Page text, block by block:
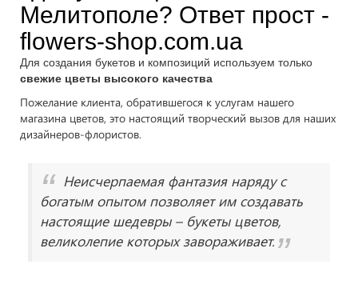
Мелитополе? Ответ прост -
flowers-shop.com.ua
Для создания букетов и композиций используем только
свежие цветы высокого качества
Пожелание клиента, обратившегося к услугам нашего
магазина цветов, это настоящий творческий вызов для наших
дизайнеров-флористов.
Неисчерпаемая фантазия наряду с
богатым опытом позволяет им создавать
настоящие шедевры – букеты цветов,
великолепие которых завораживает.